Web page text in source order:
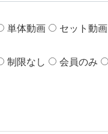
単体動画 セット動画
制限なし 会員のみ